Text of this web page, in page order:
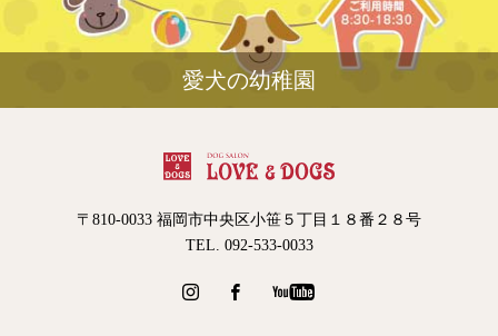
愛犬の幼稚園
〒810-0033 福岡市中央区小笹５丁目１８番２８号
TEL. 092-533-0033